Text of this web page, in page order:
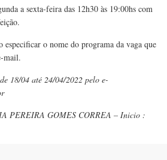
a sexta-feira das 12h30 às 19:00hs com
especificar o nome do programa da vaga que
mail.
18/04 até 24/04/2022 pelo e-
PEREIRA GOMES CORREA – Inicio :